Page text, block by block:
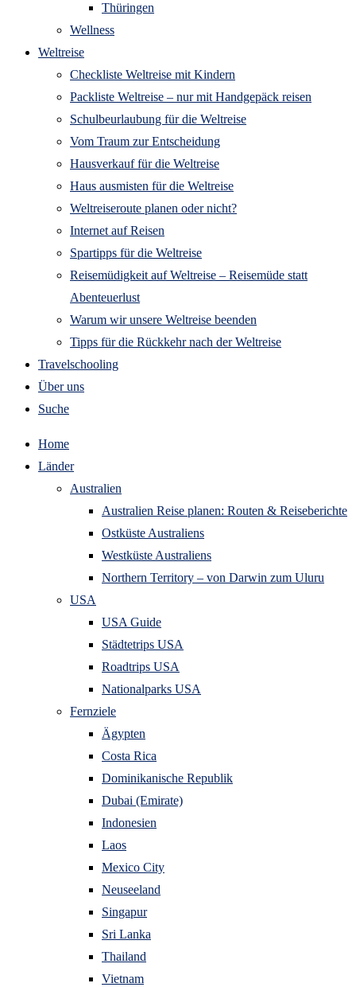
Thüringen
Wellness
Weltreise
Checkliste Weltreise mit Kindern
Packliste Weltreise – nur mit Handgepäck reisen
Schulbeurlaubung für die Weltreise
Vom Traum zur Entscheidung
Hausverkauf für die Weltreise
Haus ausmisten für die Weltreise
Weltreiseroute planen oder nicht?
Internet auf Reisen
Spartipps für die Weltreise
Reisemüdigkeit auf Weltreise – Reisemüde statt
Abenteuerlust
Warum wir unsere Weltreise beenden
Tipps für die Rückkehr nach der Weltreise
Travelschooling
Über uns
Suche
Home
Länder
Australien
Australien Reise planen: Routen & Reiseberichte
Ostküste Australiens
Westküste Australiens
Northern Territory – von Darwin zum Uluru
USA
USA Guide
Städtetrips USA
Roadtrips USA
Nationalparks USA
Fernziele
Ägypten
Costa Rica
Dominikanische Republik
Dubai (Emirate)
Indonesien
Laos
Mexico City
Neuseeland
Singapur
Sri Lanka
Thailand
Vietnam